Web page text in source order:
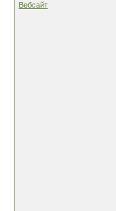
Вебсайт